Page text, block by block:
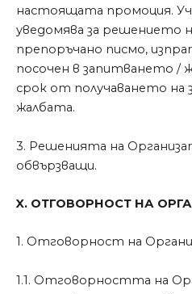
настоящата промоция.
уведомява за решението
препоръчано писмо,
посочен в запитването /
срок от получаването на
жалбата.
3. Решенията на
обвързващи.
X. ОТГОВОРНОСТ НА
1. Отговорност на
1.1. Отговорността на